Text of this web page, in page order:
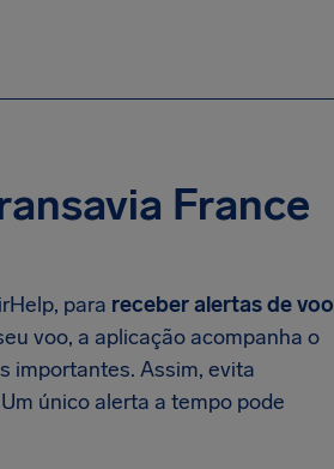
France
para receber alertas de voo
voo, a aplicação acompanha o
importantes. Assim, evita
único alerta a tempo pode